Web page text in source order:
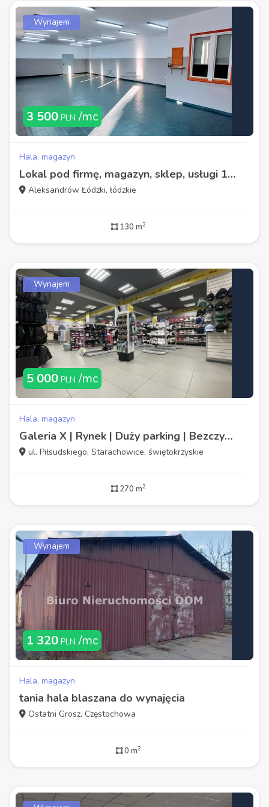
Wynajem
3 500 PLN /mc
Hala, magazyn
Lokal pod firmę, magazyn, sklep, usługi 130m
Aleksandrów Łódzki, łódzkie
130 m2
Wynajem
5 000 PLN /mc
Hala, magazyn
Galeria X | Rynek | Duży parking | Bezczynszowy |
ul. Piłsudskiego, Starachowice, świętokrzyskie
270 m2
Wynajem
1 320 PLN /mc
Hala, magazyn
tania hala blaszana do wynajęcia
Ostatni Grosz, Częstochowa
0 m2